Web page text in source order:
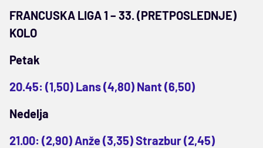
FRANCUSKA LIGA 1 – 33. (PRETPOSLEDNJE)
KOLO
Petak
20.45: (1,50) Lans (4,80) Nant (6,50)
Nedelja
21.00: (2,90) Anže (3,35) Strazbur (2,45)